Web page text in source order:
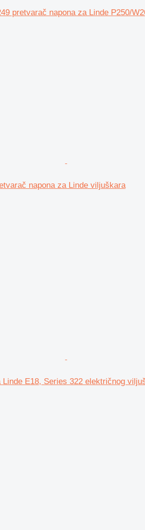
pretvarač napona za Linde P250/
napona za Linde viljuškara
E18, Series 322 električnog